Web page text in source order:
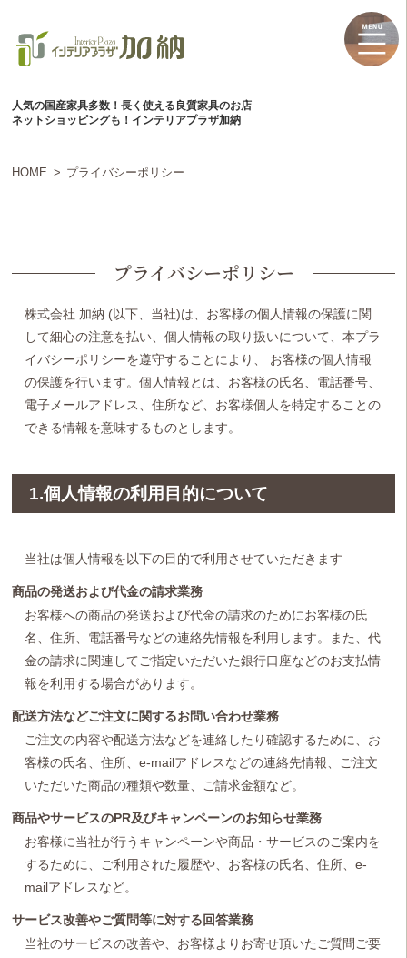
人気の国産家具多数！長く使える良質家具のお店
ネットショッピングも！インテリアプラザ加納
HOME プライバシーポリシー
プライバシーポリシー
株式会社 加納 (以下、当社)は、お客様の個人情報の保護に関
して細心の注意を払い、個人情報の取り扱いについて、本プラ
イバシーポリシーを遵守することにより、 お客様の個人情報
の保護を行います。個人情報とは、お客様の氏名、電話番号、
電子メールアドレス、住所など、お客様個人を特定することの
できる情報を意味するものとします。
1.個人情報の利用目的について
当社は個人情報を以下の目的で利用させていただきます
商品の発送および代金の請求業務
お客様への商品の発送および代金の請求のためにお客様の氏
名、住所、電話番号などの連絡先情報を利用します。また、代
金の請求に関連してご指定いただいた銀行口座などのお支払情
報を利用する場合があります。
配送方法などご注文に関するお問い合わせ業務
ご注文の内容や配送方法などを連絡したり確認するために、お
客様の氏名、住所、e-mailアドレスなどの連絡先情報、ご注文
いただいた商品の種類や数量、ご請求金額など。
商品やサービスのPR及びキャンペーンのお知らせ業務
お客様に当社が行うキャンペーンや商品・サービスのご案内を
するために、ご利用された履歴や、お客様の氏名、住所、e-
mailアドレスなど。
サービス改善やご質問等に対する回答業務
当社のサービスの改善や、お客様よりお寄せ頂いたご質問ご要